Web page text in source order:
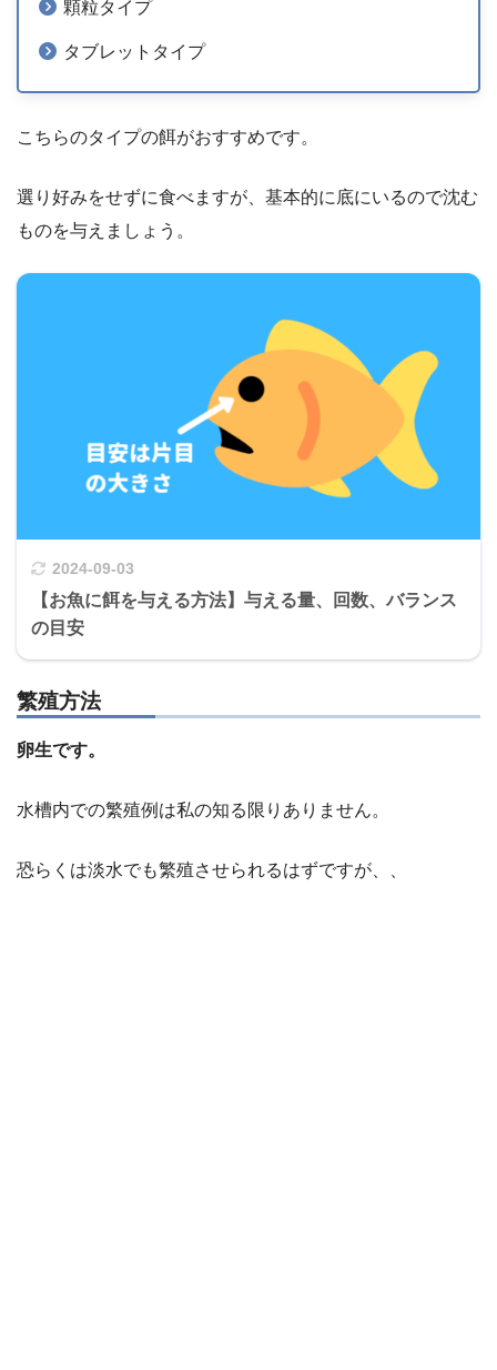
顆粒タイプ
タブレットタイプ
こちらのタイプの餌がおすすめです。
選り好みをせずに食べますが、基本的に底にいるので沈む
ものを与えましょう。
2024-09-03
【お魚に餌を与える方法】与える量、回数、バランス
の目安
繁殖方法
卵生です。
水槽内での繁殖例は私の知る限りありません。
恐らくは淡水でも繁殖させられるはずですが、、